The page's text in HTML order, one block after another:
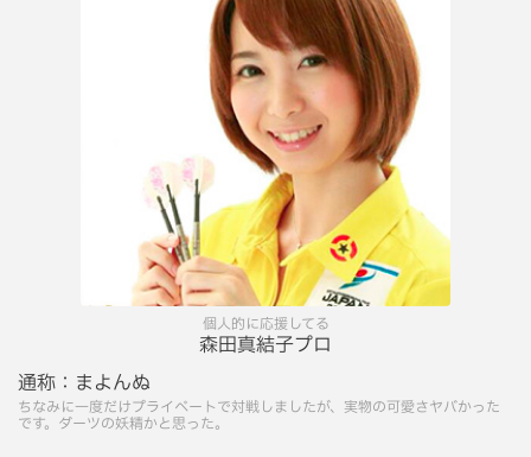
個人的に応援してる
森田真結子プロ
通称： まよんぬ
ちなみに一度だけプライベートで対戦しましたが、実物の可愛さヤバかった
です。ダーツの妖精かと思った。